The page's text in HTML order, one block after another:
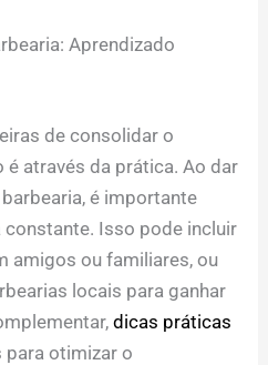
Aprendizado
de consolidar o
através da prática. Ao dar
é importante
Isso pode incluir
amigos ou familiares, ou
locais para ganhar
dicas práticas
para otimizar o